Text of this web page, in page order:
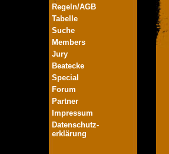
Regeln/AGB
Tabelle
Suche
Members
Jury
Beatecke
Special
Forum
Partner
Impressum
Datenschutz-
erklärung